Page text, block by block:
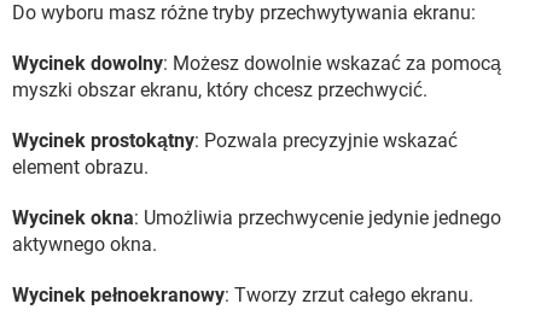
Do wyboru masz różne tryby przechwytywania ekranu:
Wycinek dowolny: Możesz dowolnie wskazać za pomocą
myszki obszar ekranu, który chcesz przechwycić.
Wycinek prostokątny: Pozwala precyzyjnie wskazać
element obrazu.
Wycinek okna: Umożliwia przechwycenie jedynie jednego
aktywnego okna.
Wycinek pełnoekranowy: Tworzy zrzut całego ekranu.